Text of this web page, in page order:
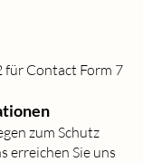
für Contact Form 7
zum Schutz
erreichen Sie uns